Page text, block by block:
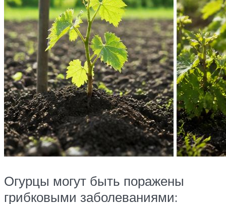
Огурцы могут быть поражены
грибковыми заболеваниями: